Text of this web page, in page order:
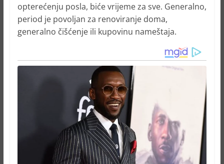
opterećenju posla, biće vrijeme za sve. Generalno,
period je povoljan za renoviranje doma,
generalno čišćenje ili kupovinu nameštaja.